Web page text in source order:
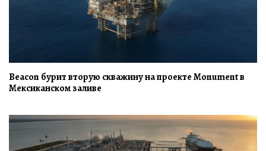
Beacon бурит вторую скважину на проекте Monument в
Мексиканском заливе